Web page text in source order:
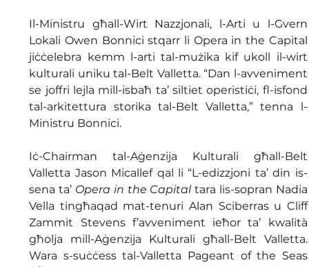
Il-Ministru għall-Wirt Nazzjonali, l-Arti u l-Gvern
Lokali Owen Bonnici stqarr li Opera in the Capital
jiċċelebra kemm l-arti tal-mużika kif ukoll il-wirt
kulturali uniku tal-Belt Valletta. “Dan l-avveniment
se joffri lejla mill-isbaħ ta’ siltiet operistiċi, fl-isfond
tal-arkitettura storika tal-Belt Valletta,” tenna l-
Ministru Bonnici.
Iċ-Chairman tal-Aġenzija Kulturali għall-Belt
Valletta Jason Micallef qal li “L-edizzjoni ta’ din is-
sena ta’ Opera in the Capital tara lis-sopran Nadia
Vella tingħaqad mat-tenuri Alan Sciberras u Cliff
Zammit Stevens f’avveniment ieħor ta’ kwalità
għolja mill-Aġenzija Kulturali għall-Belt Valletta.
Wara s-suċċess tal-Valletta Pageant of the Seas